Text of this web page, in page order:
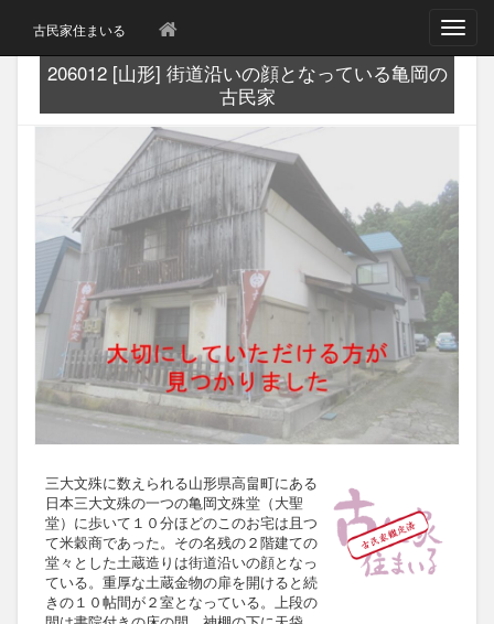
古民家住まいる
T
v
g
o
206012 [山形] 街道沿いの顔となっている亀岡の
古民家
三大文殊に数えられる山形県高畠町にある
日本三大文殊の一つの亀岡文殊堂（大聖
堂）に歩いて１０分ほどのこのお宅は且つ
て米穀商であった。その名残の２階建ての
堂々とした土蔵造りは街道沿いの顔となっ
ている。重厚な土蔵金物の扉を開けると続
きの１０帖間が２室となっている。上段の